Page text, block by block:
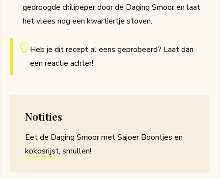
gedroogde chilipeper door de Daging Smoor en laat
het vlees nog een kwartiertje stoven.
Heb je dit recept al eens geprobeerd? Laat dan
een reactie achter!
Notities
Eet de Daging Smoor met Sajoer Boontjes en
kokosrijst, smullen!